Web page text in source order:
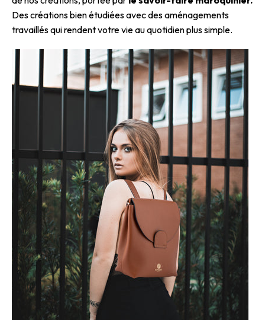
Des créations bien étudiées avec des aménagements
travaillés qui rendent votre vie au quotidien plus simple.